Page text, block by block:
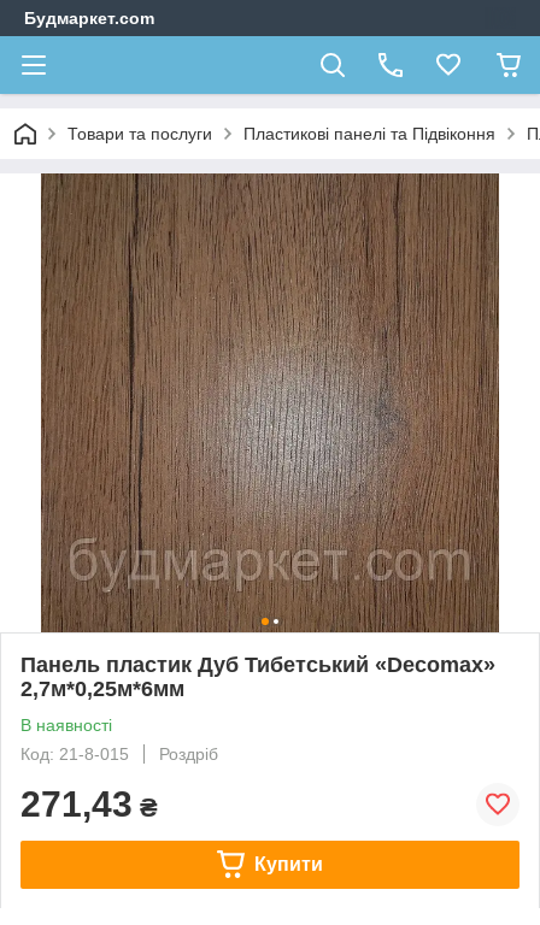
Будмаркет.com
Товари та послуги Пластикові панелі та Підвіконня
Панель пластик Дуб Тибетський «Decomax»
2,7м*0,25м*6мм
В наявності
Код: 21-8-015
Роздріб
271,43 ₴
Купити